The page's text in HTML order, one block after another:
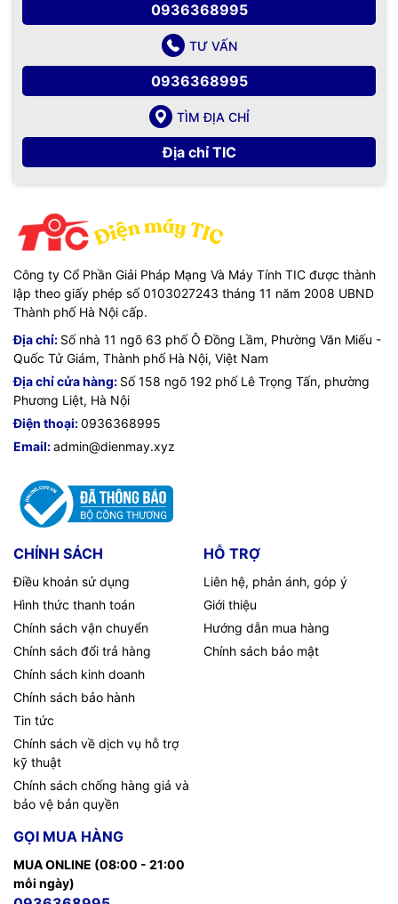
0936368995
TƯ VẤN
0936368995
TÌM ĐỊA CHỈ
Địa chỉ TIC
Công ty Cổ Phần Giải Pháp Mạng Và Máy Tính TIC được thành
lập theo giấy phép số 0103027243 tháng 11 năm 2008 UBND
Thành phố Hà Nội cấp.
Địa chỉ: Số nhà 11 ngõ 63 phố Ô Đồng Lầm, Phường Văn Miếu -
Quốc Tử Giám, Thành phố Hà Nội, Việt Nam
Địa chỉ cửa hàng: Số 158 ngõ 192 phố Lê Trọng Tấn, phường
Phương Liệt, Hà Nội
Điện thoại:0936368995
Email:admin@dienmay.xyz
CHÍNH SÁCH
Điều khoản sử dụng
Hình thức thanh toán
Chính sách vận chuyển
Chính sách đổi trả hàng
Chính sách kinh doanh
Chính sách bảo hành
Tin tức
Chính sách về dịch vụ hỗ trợ
kỹ thuật
Chính sách chống hàng giả và
bảo vệ bản quyền
HỖ TRỢ
Liên hệ, phản ánh, góp ý
Giới thiệu
Hướng dẫn mua hàng
Chính sách bảo mật
GỌI MUA HÀNG
MUA ONLINE (08:00 - 21:00
mỗi ngày)